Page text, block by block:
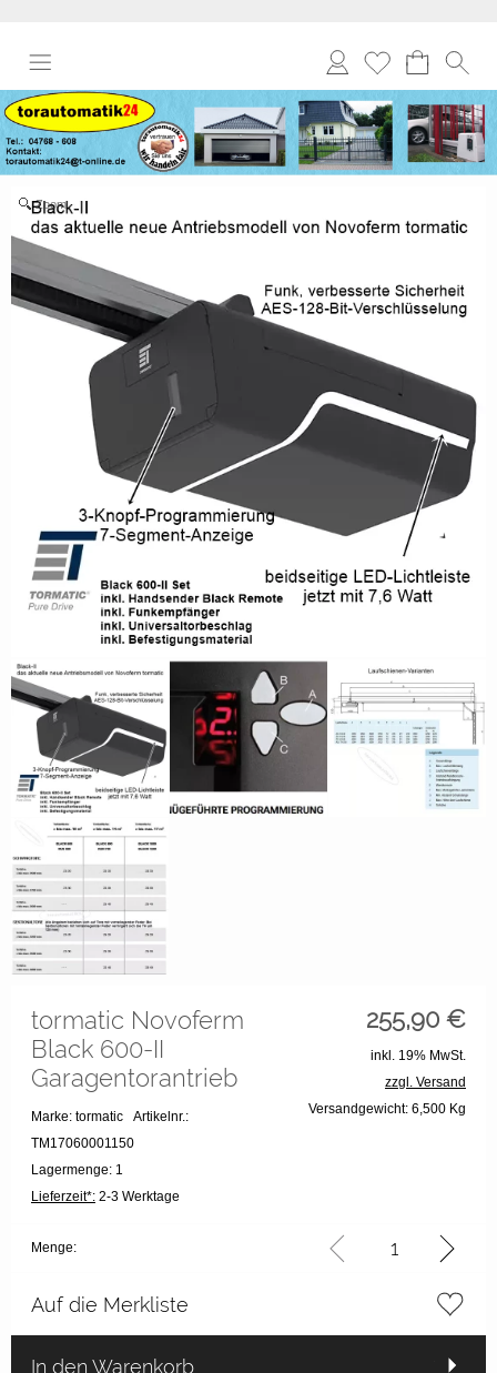
Anmelden
Merkliste
Zoom
255,90 €
tormatic Novoferm
Black 600-II
Garagentorantrieb
Marke: tormatic Artikelnr.:
TM17060001150
Lagermenge: 1
Lieferzeit*: 2-3 Werktage
inkl. 19% MwSt.
zzgl. Versand
Versandgewicht: 6,500 Kg
Menge:
Auf die Merkliste
In den Warenkorb